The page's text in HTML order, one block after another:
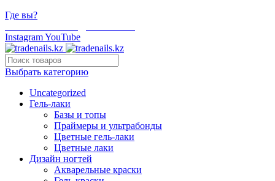
Где вы?
InstagramYouTube
Выбрать категорию
Uncategorized
Гель-лаки
Базы и топы
Праймеры и ультрабонды
Цветные гель-лаки
Цветные лаки
Дизайн ногтей
Акварельные краски